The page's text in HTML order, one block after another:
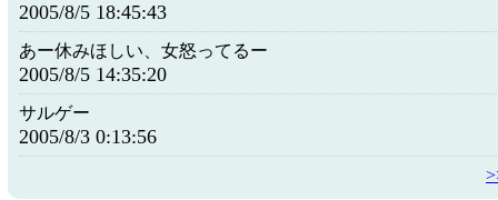
2005/8/5 18:45:43
あー休みほしい、女怒ってるー
2005/8/5 14:35:20
サルゲー
2005/8/3 0:13:56